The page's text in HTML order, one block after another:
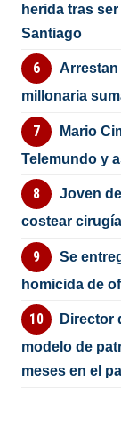
herida tras
Santiago
millonaria
Mario
Telemundo y
Joven
costear
Se
homicida de
Director
modelo de
meses en el